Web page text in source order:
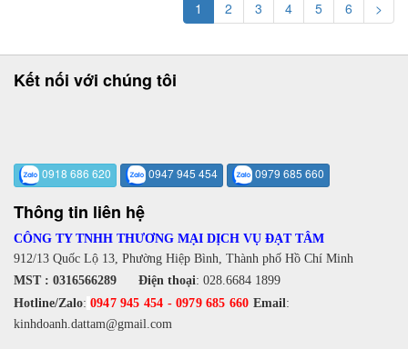
1 2 3 4 5 6 >
Kết nối với chúng tôi
0918 686 620 0947 945 454 0979 685 660
Thông tin liên hệ
CÔNG TY TNHH THƯƠNG MẠI DỊCH VỤ ĐẠT TÂM
912/13 Quốc Lộ 13, Phường Hiệp Bình, Thành phố Hồ Chí Minh
MST : 0316566289 Điện thoại: 028.6684 1899
Hotline/Zalo: 0947 945 454 -0979 685 660 Email:
kinhdoanh.dattam@gmail.com